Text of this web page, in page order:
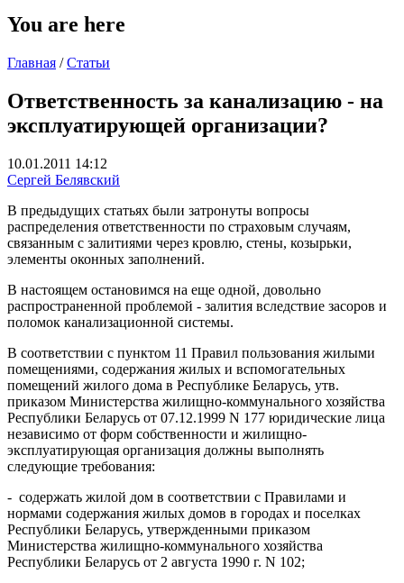
You are here
Главная / Статьи
Ответственность за канализацию - на
эксплуатирующей организации?
10.01.2011 14:12
Сергей Белявский
В предыдущих статьях были затронуты вопросы
распределения ответственности по страховым случаям,
связанным с залитиями через кровлю, стены, козырьки,
элементы оконных заполнений.
В настоящем остановимся на еще одной, довольно
распространенной проблемой - залития вследствие засоров и
поломок канализационной системы.
В соответствии с пунктом 11 Правил пользования жилыми
помещениями, содержания жилых и вспомогательных
помещений жилого дома в Республике Беларусь, утв.
приказом Министерства жилищно-коммунального хозяйства
Республики Беларусь от 07.12.1999 N 177 юридические лица
независимо от форм собственности и жилищно-
эксплуатирующая организация должны выполнять
следующие требования:
- содержать жилой дом в соответствии с Правилами и
нормами содержания жилых домов в городах и поселках
Республики Беларусь, утвержденными приказом
Министерства жилищно-коммунального хозяйства
Республики Беларусь от 2 августа 1990 г. N 102;